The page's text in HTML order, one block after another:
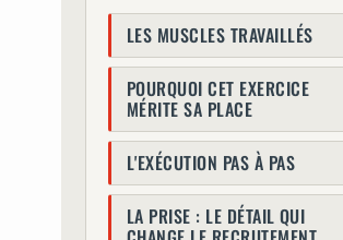
LES MUSCLES TRAVAILLÉS
POURQUOI CET EXERCICE
MÉRITE SA PLACE
L'EXÉCUTION PAS À PAS
LA PRISE : LE DÉTAIL QUI